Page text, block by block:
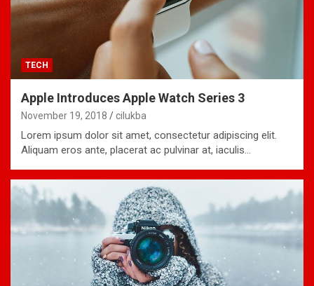
TECH
Apple Introduces Apple Watch Series 3
November 19, 2018 cilukba
Lorem ipsum dolor sit amet, consectetur adipiscing elit.
Aliquam eros ante, placerat ac pulvinar at, iaculis…